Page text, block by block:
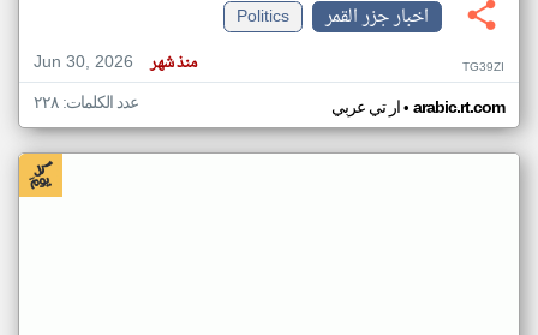
اخبار جزر القمر
Politics
Jun 30, 2026
منذ شهر TG39ZI
ار تي عربي• arabic.rt.com عدد الكلمات: ٢٢٨